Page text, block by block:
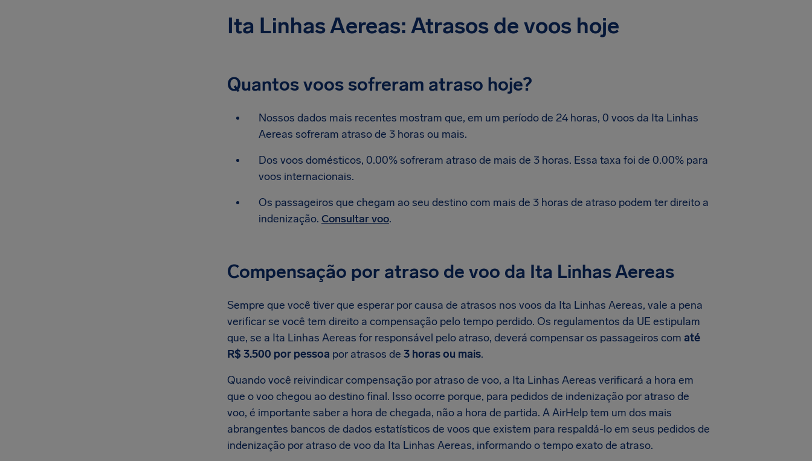
Ita Linhas Aereas: Atrasos de voos hoje
Quantos voos sofreram atraso hoje?
Nossos dados mais recentes mostram que, em um período de 24 horas, 0 voos da Ita Linhas
Aereas sofreram atraso de 3 horas ou mais.
Dos voos domésticos, 0.00% sofreram atraso de mais de 3 horas. Essa taxa foi de 0.00% para
voos internacionais.
Os passageiros que chegam ao seu destino com mais de 3 horas de atraso podem ter direito a
indenização. Consultar voo.
Compensação por atraso de voo da Ita Linhas Aereas
Sempre que você tiver que esperar por causa de atrasos nos voos da Ita Linhas Aereas, vale a pena
verificar se você tem direito a compensação pelo tempo perdido. Os regulamentos da UE estipulam
que, se a Ita Linhas Aereas for responsável pelo atraso, deverá compensar os passageiros com até
R$ 3.500 por pessoa por atrasos de 3 horas ou mais.
Quando você reivindicar compensação por atraso de voo, a Ita Linhas Aereas verificará a hora em
que o voo chegou ao destino final. Isso ocorre porque, para pedidos de indenização por atraso de
voo, é importante saber a hora de chegada, não a hora de partida. A AirHelp tem um dos mais
abrangentes bancos de dados estatísticos de voos que existem para respaldá-lo em seus pedidos de
indenização por atraso de voo da Ita Linhas Aereas, informando o tempo exato de atraso.